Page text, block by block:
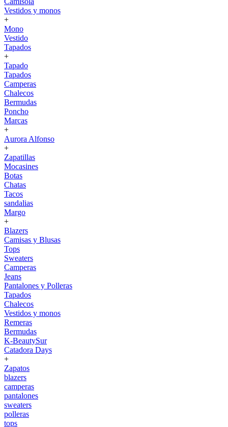
Vestidos y monos
+
Mono
Vestido
Tapados
+
Tapado
Tapados
Camperas
Chalecos
Bermudas
Poncho
Marcas
+
Aurora Alfonso
+
Zapatillas
Mocasines
Botas
Chatas
Tacos
sandalias
Margo
+
Blazers
Camisas y Blusas
Tops
Sweaters
Camperas
Jeans
Pantalones y Polleras
Tapados
Chalecos
Vestidos y monos
Remeras
Bermudas
K-BeautySur
Catadora Days
+
Zapatos
blazers
camperas
pantalones
sweaters
polleras
tops